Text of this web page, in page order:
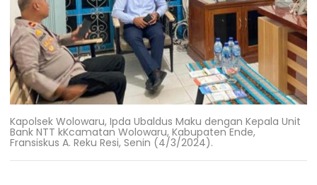
Kapolsek Wolowaru, Ipda Ubaldus Maku dengan Kepala Unit
Bank NTT kKcamatan Wolowaru, Kabupaten Ende,
Fransiskus A. Reku Resi, Senin (4/3/2024).